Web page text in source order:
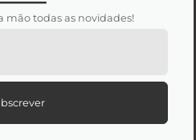
mão todas as novidades!